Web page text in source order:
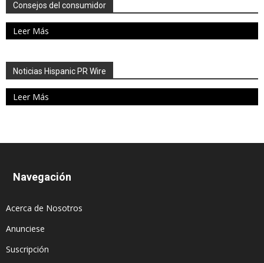
Consejos del consumidor
Leer Más
Noticias Hispanic PR Wire
Leer Más
Navegación
Acerca de Nosotros
Anunciese
Suscripción